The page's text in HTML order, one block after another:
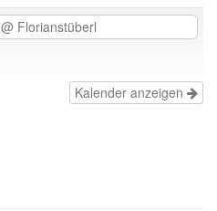
@ Florianstüberl
Kalender anzeigen